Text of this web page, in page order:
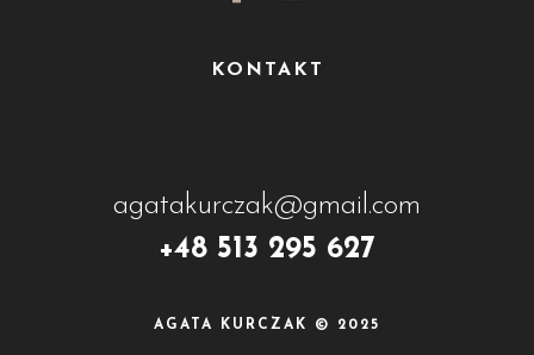
KONTAKT
agatakurczak@gmail.com
+48 513 295 627
AGATA KURCZAK © 2025